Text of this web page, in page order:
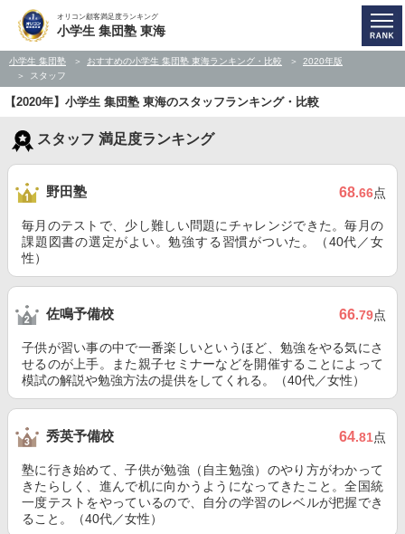
オリコン顧客満足度ランキング
小学生 集団塾 東海
小学生 集団塾 おすすめの小学生 集団塾 東海ランキング・比較
2020年版
スタッフ
【2020年】小学生 集団塾 東海のスタッフランキング・比較
スタッフ 満足度ランキング
野田塾 68.66点
毎月のテストで、少し難しい問題にチャレンジできた。毎月の
課題図書の選定がよい。勉強する習慣がついた。（40代／女
性）
佐鳴予備校 66.79点
子供が習い事の中で一番楽しいというほど、勉強をやる気にさ
せるのが上手。また親子セミナーなどを開催することによって
模試の解説や勉強方法の提供をしてくれる。（40代／女性）
秀英予備校 64.81点
塾に行き始めて、子供が勉強（自主勉強）のやり方がわかって
きたらしく、進んで机に向かうようになってきたこと。全国統
一度テストをやっているので、自分の学習のレベルが把握でき
ること。（40代／女性）